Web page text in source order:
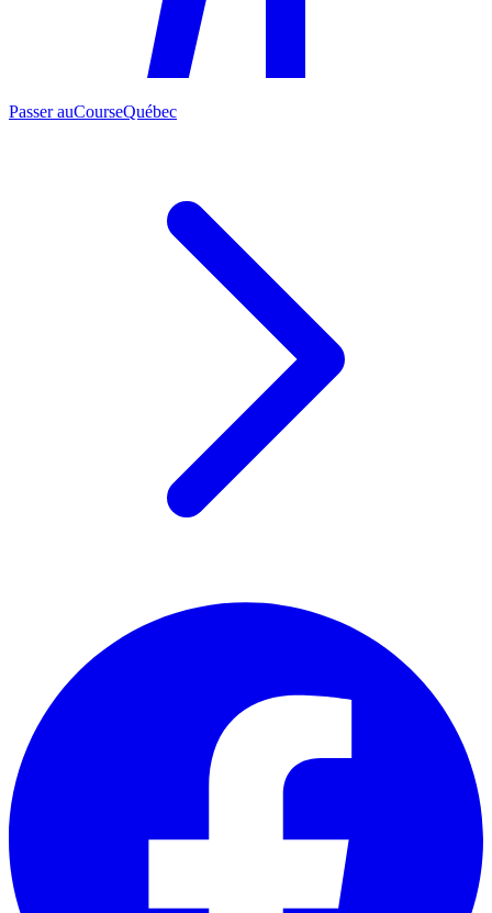
Passer auCourseQuébec